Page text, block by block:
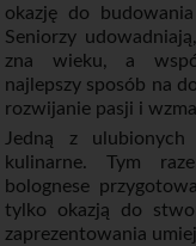
okazję do
Seniorzy
zna wieku, a
najlepszy sposób na
rozwijanie pasji i
Jedną z
kulinarne. Tym
bolognese
tylko okazją do
zaprezentowania